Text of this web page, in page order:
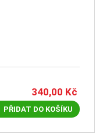
340,00 Kč
PŘIDAT DO KOŠÍKU